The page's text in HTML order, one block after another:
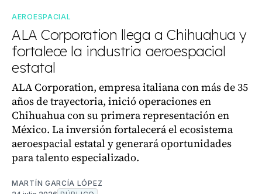
AEROESPACIAL
ALA Corporation llega a Chihuahua y
fortalece la industria aeroespacial
estatal
ALA Corporation, empresa italiana con más de 35
años de trayectoria, inició operaciones en
Chihuahua con su primera representación en
México. La inversión fortalecerá el ecosistema
aeroespacial estatal y generará oportunidades
para talento especializado.
MARTÍN GARCÍA LÓPEZ